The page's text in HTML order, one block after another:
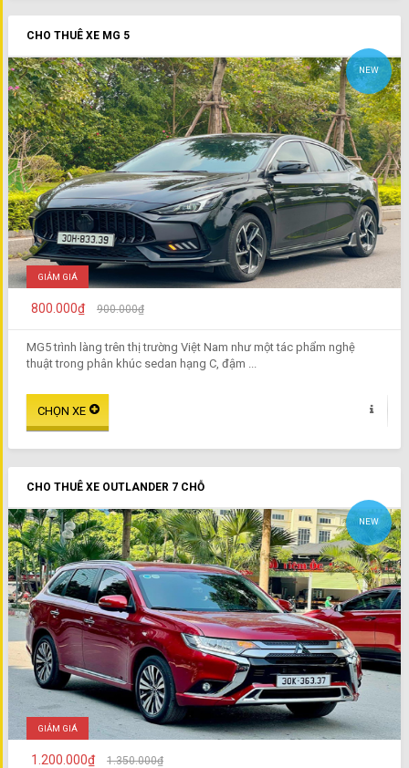
CHO THUÊ XE MG 5
NEW
GIẢM GIÁ
800.000₫ 900.000₫
MG5 trình làng trên thị trường Việt Nam như một tác phẩm nghệ
thuật trong phân khúc sedan hạng C, đậm ...
CHO THUÊ XE OUTLANDER 7 CHỖ
NEW
GIẢM GIÁ
1.200.000₫ 1.350.000₫